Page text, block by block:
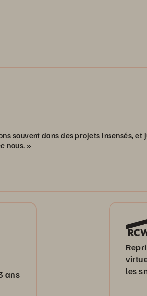
souvent dans des projets insensés, et
nous. »
ans
les